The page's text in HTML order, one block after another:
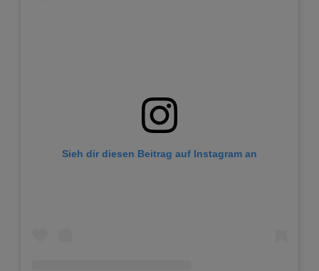
Sieh dir diesen Beitrag auf Instagram an